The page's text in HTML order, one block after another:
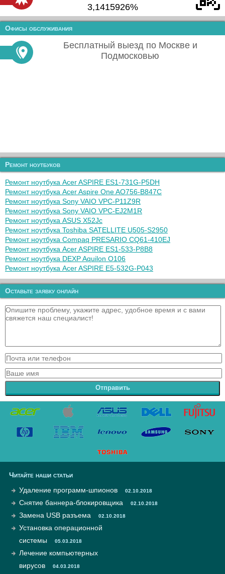
3,1415926%
Офисы обслуживания
Бесплатный выезд по Москве и
Подмосковью
Ремонт ноутбуков
Ремонт ноутбука Acer ASPIRE ES1-731G-P5DH
Ремонт ноутбука Acer Aspire One AO756-B847C
Ремонт ноутбука Sony VAIO VPC-P11Z9R
Ремонт ноутбука Sony VAIO VPC-EJ2M1R
Ремонт ноутбука ASUS X52Jc
Ремонт ноутбука Toshiba SATELLITE U505-S2950
Ремонт ноутбука Compaq PRESARIO CQ61-410EJ
Ремонт ноутбука Acer ASPIRE ES1-533-P8B8
Ремонт ноутбука DEXP Aquilon O106
Ремонт ноутбука Acer ASPIRE E5-532G-P043
Оставьте заявку онлайн
Отправить
Читайте наши статьи
Удаление программ-шпионов
02.10.2018
Снятие баннера-блокировщика 02.10.2018
Замена USB разъема 02.10.2018
Установка операционной
системы
05.03.2018
Лечение компьютерных
вирусов
04.03.2018